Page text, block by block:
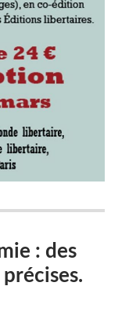
: des